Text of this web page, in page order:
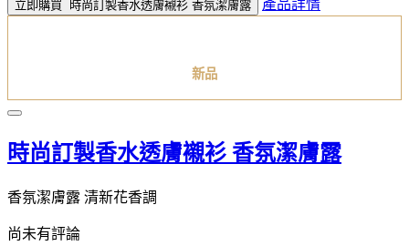
立即購買 時尚訂製香水透膚襯衫 香氛潔膚露 產品詳情
新品
時尚訂製香水透膚襯衫 香氛潔膚露
香氛潔膚露 清新花香調
尚未有評論